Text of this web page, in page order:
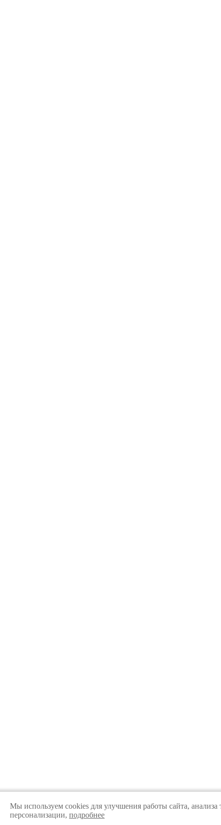
Мы используем cookies для улучшения работы сайта, анализа
персонализации, подробнее